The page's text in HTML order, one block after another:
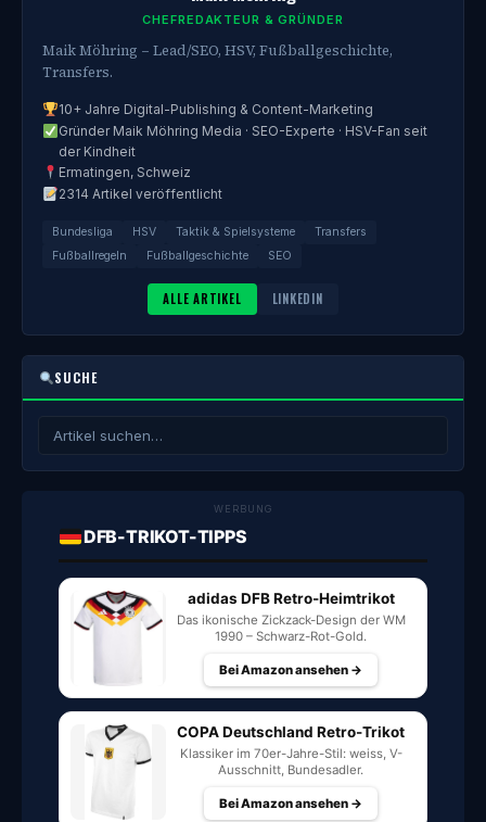
CHEFREDAKTEUR & GRÜNDER
Maik Möhring – Lead/SEO, HSV, Fußballgeschichte,
Transfers.
10+ Jahre Digital-Publishing & Content-Marketing
Gründer Maik Möhring Media · SEO-Experte · HSV-Fan seit
der Kindheit
Ermatingen, Schweiz
2314 Artikel veröffentlicht
Bundesliga HSV Taktik & Spielsysteme
Transfers
Fußballregeln
Fußballgeschichte SEO
ALLE ARTIKEL LINKEDIN
SUCHE
WERBUNG
DFB-TRIKOT-TIPPS
adidas DFB Retro-Heimtrikot
Das ikonische Zickzack-Design der WM
1990 – Schwarz-Rot-Gold.
Bei Amazon ansehen →
COPA Deutschland Retro-Trikot
Klassiker im 70er-Jahre-Stil: weiss, V-
Ausschnitt, Bundesadler.
Bei Amazon ansehen →